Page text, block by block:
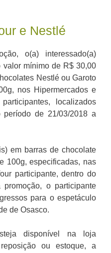
e Nestlé
o(a) interessado(a)
valor mínimo de R$ 30,00
Nestlé ou Garoto
nos Hipermercados e
localizados
de 21/03/2018 a
em barras de chocolate
100g, especificadas, nas
participante, dentro do
o participante
para o espetáculo
de Osasco.
disponível na loja
ou estoque, a